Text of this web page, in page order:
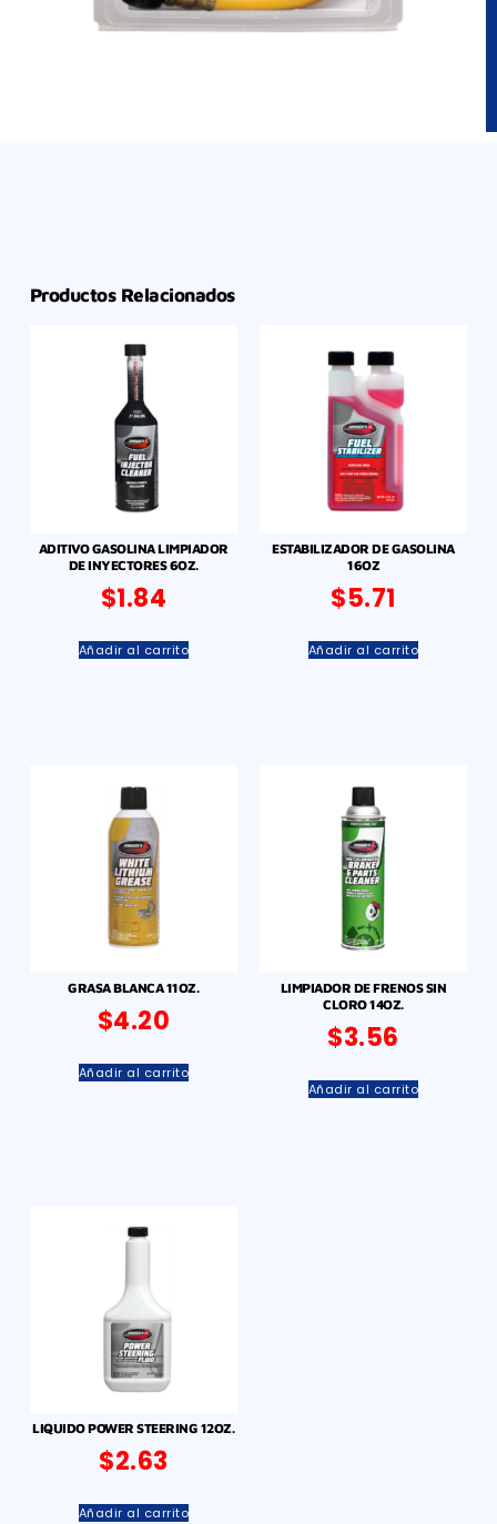
Productos Relacionados
ADITIVO GASOLINA LIMPIADOR
DE INYECTORES 6OZ.
$1.84
Añadir al carrito
ESTABILIZADOR DE GASOLINA
16OZ
$5.71
Añadir al carrito
GRASA BLANCA 11OZ.
$4.20
Añadir al carrito
LIMPIADOR DE FRENOS SIN
CLORO 14OZ.
$3.56
Añadir al carrito
LIQUIDO POWER STEERING 12OZ.
$2.63
Añadir al carrito